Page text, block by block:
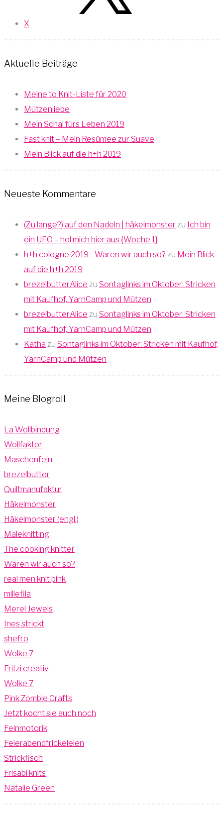
X
Aktuelle Beiträge
Meine to Knit-Liste für 2020
Mützenliebe
Mein Schal fürs Leben 2019
Fast knit – Mein Resümee zur Suave
Mein Blick auf die h+h 2019
Neueste Kommentare
(Zu lange?) auf den Nadeln | häkelmonster zu Ich bin
ein UFO – hol mich hier aus {Woche 1}
h+h cologne 2019 - Waren wir auch so? zu Mein Blick
auf die h+h 2019
brezelbutterAlice zu Sontaglinks im Oktober: Stricken
mit Kaufhof, YarnCamp und Mützen
brezelbutterAlice zu Sontaglinks im Oktober: Stricken
mit Kaufhof, YarnCamp und Mützen
Katha zu Sontaglinks im Oktober: Stricken mit Kaufhof,
YarnCamp und Mützen
Meine Blogroll
La Wollbindung
Wollfaktor
Maschenfein
brezelbutter
Quiltmanufaktur
Häkelmonster
Häkelmonster (engl.)
Maleknitting
The cooking knitter
Waren wir auch so?
real men knit pink
millefila
Merel Jewels
Ines strickt
shefro
Wolke 7
Fritzi creativ
Wolke 7
Pink Zombie Crafts
Jetzt kocht sie auch noch
Feinmotorik
Feierabendfrickeleien
Strickfisch
Frisabi knits
Natalie Green